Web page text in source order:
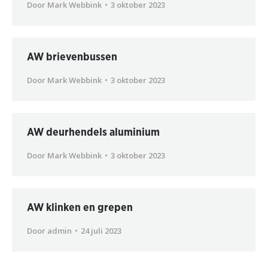
Door Mark Webbink 3 oktober 2023
AW brievenbussen
Door Mark Webbink 3 oktober 2023
AW deurhendels aluminium
Door Mark Webbink 3 oktober 2023
AW klinken en grepen
Door admin 24 juli 2023